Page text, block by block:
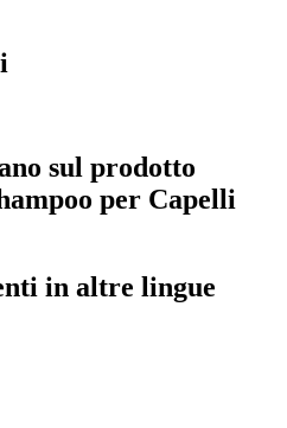
sul prodotto
per Capelli
in altre lingue